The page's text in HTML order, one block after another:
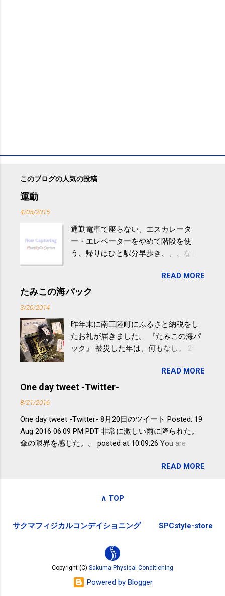
このブログの人気の投稿
運動
4/05/2015
通勤電車で座らない、エスカレータ
ー・エレベーターをやめて階段を使
う、帰りはひと駅分早歩き、、、など
やすい。 スポーツウェア・シューズで
するものだけが運動ではない。 食べ
けると改善する、との結果を筑波大の
研究チームが発表した。改善が期待で
きるのは、過度の飲酒が原因ではない
減らなくても効果があるという。 正田
教授は「汗ばむ程度の運動を毎日３０
波大「減量しなくても効果」 - ニュー
ス - アピタル（医療・健康）
READ MORE
たみこの海パック
3/20/2014
昨年末に南三陸町にふるさと納税をし
たお礼が届きました。 『たみこの海パ
ック』 被災した年は、何もなし。 2年
が『たみこの海パック』。 ボランティ
アや募金が苦手で、、、被災地の少し
全く考えていなかったので、貰えると
少しづつ復興してる感が伝わってきて
嬉しいです。 あと、ふるさと納税が節
ですが、節税になるほど稼げていない
税務局｜ふるさと納税など個人住民税
READ MORE
One day tweet -Twitter-
8/21/2016
One day tweet -Twitter- 8月20日のツイート Posted: 19
Aug 2016 06:09 PM PDT 非常に激しい雨に降られた。
傘の限界を感じた。。 posted at 10:09:26 You are
SAKUMA(@SPC_Sakuma) - Twilog . To stop receiving
Parkway, Mountain View, CA 94043, United States
READ MORE
∧ TOP
サクマフィジカルコンデイショニング SPCstyle-store
Copyright (C) Sakuma Physical Conditioning
Powered by Blogger